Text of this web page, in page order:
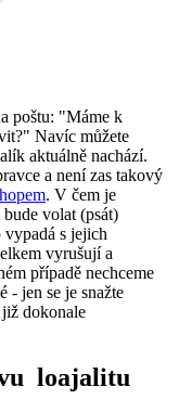
poštu: "Máme k
Navíc můžete
aktuálně nachází.
a není zas takový
. V čem je
volat (psát)
s jejich
vyrušují a
případě nechceme
- jen se je snažte
dokonale
loajalitu